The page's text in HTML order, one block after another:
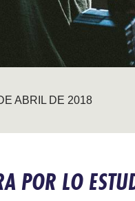
ABRIL DE 2018
POR LO